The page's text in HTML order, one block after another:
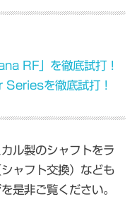
RF」を徹底試打！
Seriesを徹底試打！
ル製のシャフトをラ
ャフト交換）なども
是非ご覧ください。